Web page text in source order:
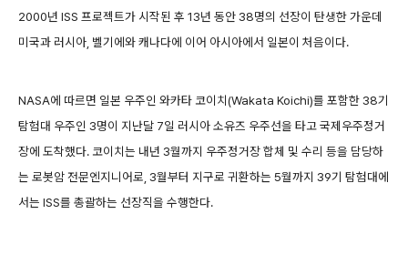
2000년 ISS 프로젝트가 시작된 후 13년 동안 38명의 선장이 탄생한 가운데
미국과 러시아, 벨기에와 캐나다에 이어 아시아에서 일본이 처음이다.
NASA에 따르면 일본 우주인 와카타 코이치(Wakata Koichi)를 포함한 38기
탐험대 우주인 3명이 지난달 7일 러시아 소유즈 우주선을 타고 국제우주정거
장에 도착했다. 코이치는 내년 3월까지 우주정거장 합체 및 수리 등을 담당하
는 로봇암 전문엔지니어로, 3월부터 지구로 귀환하는 5월까지 39기 탐험대에
서는 ISS를 총괄하는 선장직을 수행한다.